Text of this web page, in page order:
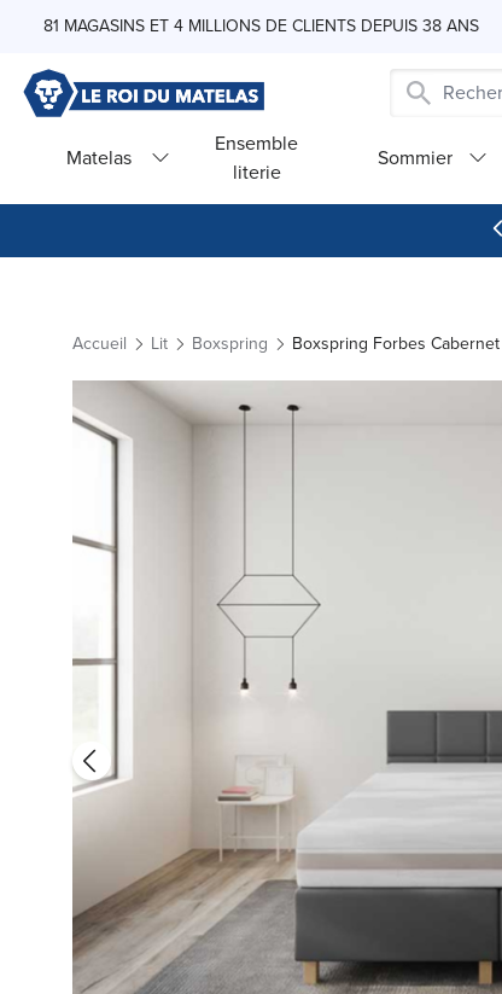
Skip to Content
81 MAGASINS ET 4 MILLIONS DE CLIENTS DEPUIS 38 ANS
Matelas
Ensemble
literie
Sommier
Accueil Lit Boxspring Boxspring Forbes